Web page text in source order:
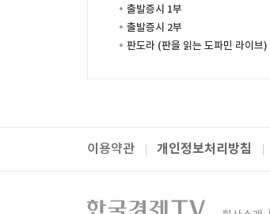
출발증시 1부
출발증시 2부
판도라 (판을 읽는 도파민 라이브)
이용약관 개인정보처리방침
패밀리사이트
한국경제TV